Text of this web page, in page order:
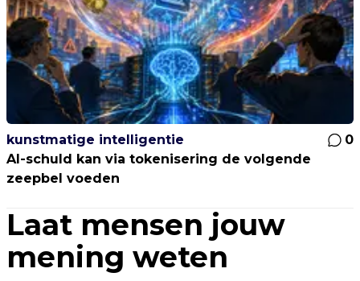
kunstmatige intelligentie
0
AI-schuld kan via tokenisering de volgende
zeepbel voeden
Laat mensen jouw
mening weten